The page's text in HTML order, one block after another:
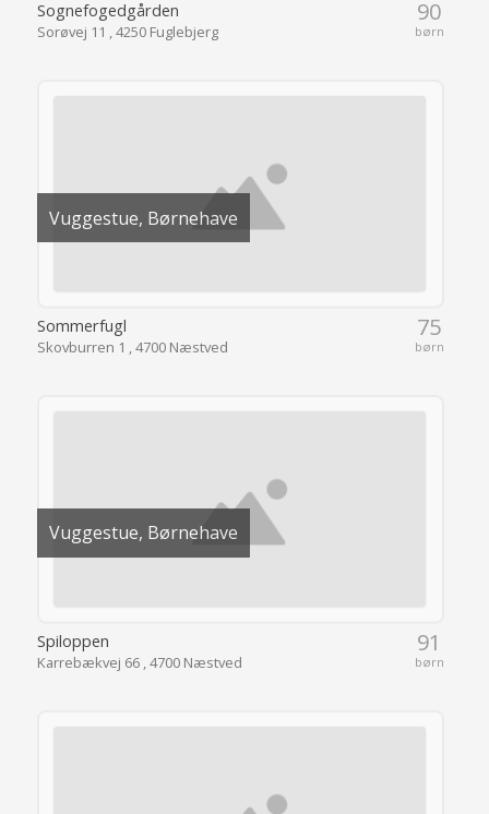
90
børn
Sognefogedgården
Sorøvej 11 , 4250 Fuglebjerg
Vuggestue, Børnehave
75
børn
Sommerfugl
Skovburren 1 , 4700 Næstved
Vuggestue, Børnehave
91
børn
Spiloppen
Karrebækvej 66 , 4700 Næstved